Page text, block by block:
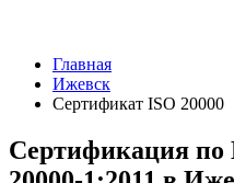
Главная
Ижевск
Сертификат ISO 20000
Сертификация